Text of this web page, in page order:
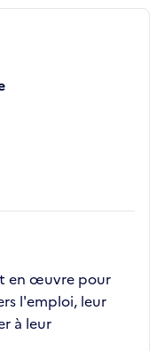
en œuvre pour
l'emploi, leur
à leur